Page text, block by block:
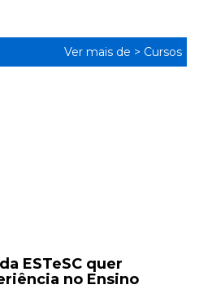
Ver mais de > Cursos
ESTeSC quer
no Ensino